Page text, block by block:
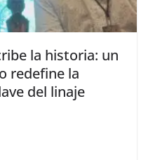
la historia: un
redefine la
del linaje